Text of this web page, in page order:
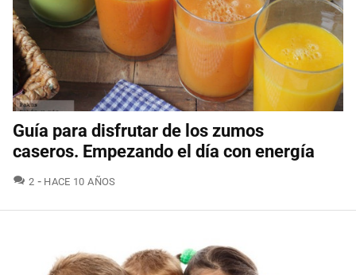
Guía para disfrutar de los zumos
caseros. Empezando el día con energía
2 COMENTARIOS
HACE 10 AÑOS